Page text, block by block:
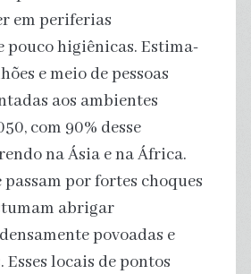
em periferias
pouco higiênicas. Estima-
e meio de pessoas
aos ambientes
com 90% desse
na Ásia e na África.
passam por fortes choques
abrigar
povoadas e
locais de pontos